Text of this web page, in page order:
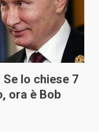
lo chiese 7
ora è Bob